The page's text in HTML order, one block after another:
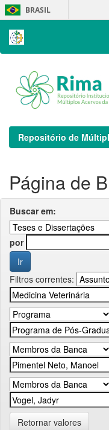
Skip
navigation
BRASIL
Repositório de
Página de
Buscar em:
por
Filtros correntes:
Retornar valores